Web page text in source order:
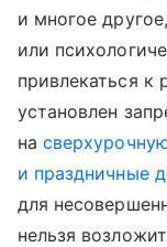
и многое
или
привлекаться к
установлен
на
и праздничные
для
нельзя